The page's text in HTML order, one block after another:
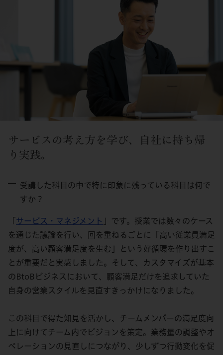
サービスの考え方を学び、自社に持ち帰
り実践。
受講した科目の中で特に印象に残っている科目は何で
すか？
サービス・マネジメント
」です。授業では数々のケース
を通じた議論を行い、回を重ねるごとに「高い従業員満足
度が、高い顧客満足度を生む」という好循環を作り出すこ
とが重要だと実感しました。そして、カスタマイズが基本
のBtoBビジネスにおいて、顧客満足だけを追求していた
自身の営業スタイルを見直すきっかけになりました。
この科目で得た知見を活かし、チームメンバーの満足度向
上に向けてチーム内でビジョンを策定。業務量の調整やオ
ペレーションの見直しにつながり、少しずつ行動変化を促